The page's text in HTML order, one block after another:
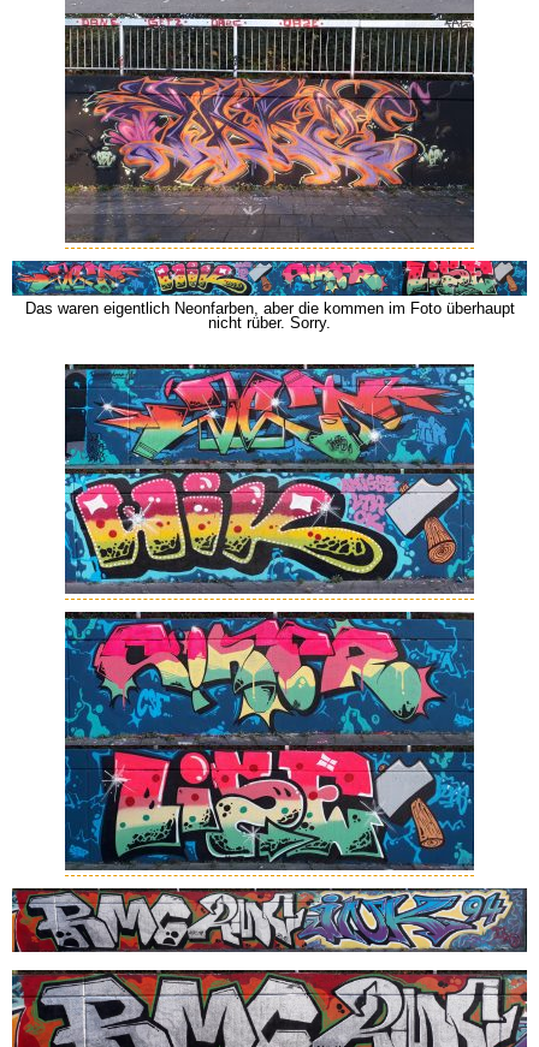
Das waren eigentlich Neonfarben, aber die kommen im Foto überhaupt
nicht rüber. Sorry.